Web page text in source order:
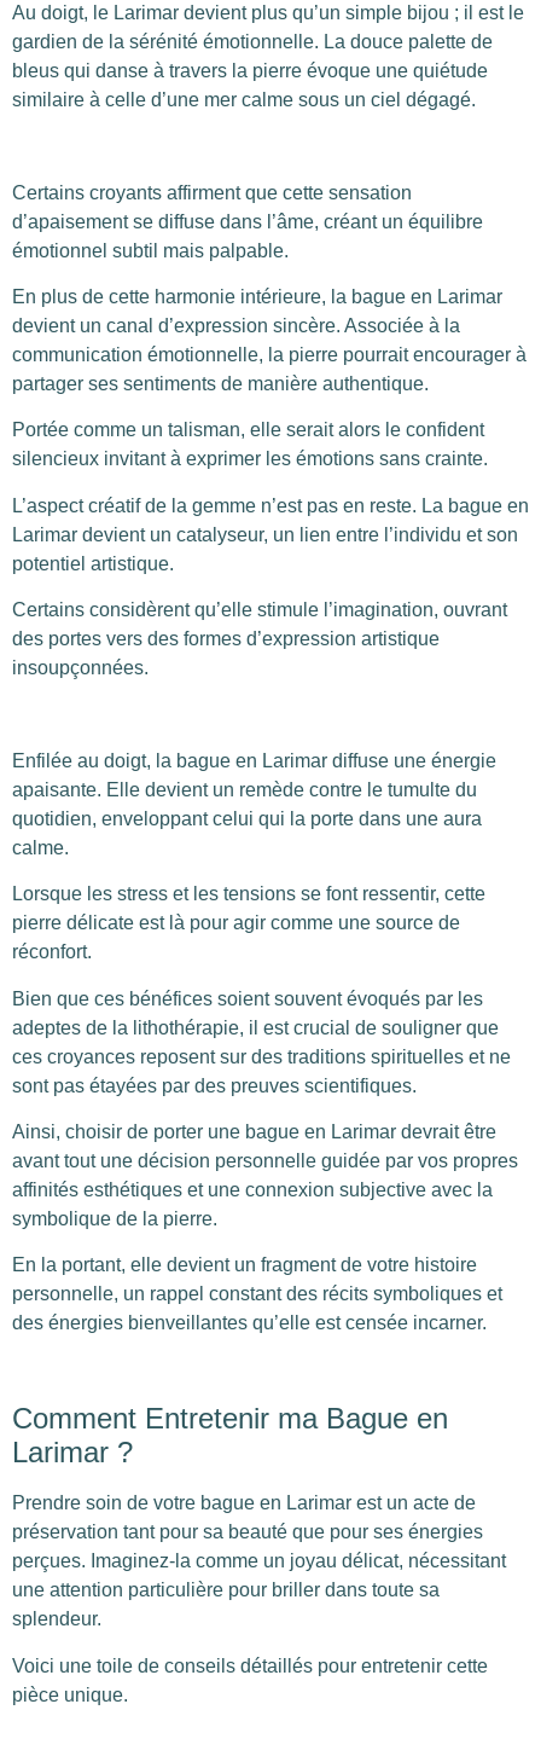
Au doigt, le Larimar devient plus qu’un simple bijou ; il est le
gardien de la sérénité émotionnelle. La douce palette de
bleus qui danse à travers la pierre évoque une quiétude
similaire à celle d’une mer calme sous un ciel dégagé.
Certains croyants affirment que cette sensation
d’apaisement se diffuse dans l’âme, créant un équilibre
émotionnel subtil mais palpable.
En plus de cette harmonie intérieure, la bague en Larimar
devient un canal d’expression sincère. Associée à la
communication émotionnelle, la pierre pourrait encourager à
partager ses sentiments de manière authentique.
Portée comme un talisman, elle serait alors le confident
silencieux invitant à exprimer les émotions sans crainte.
L’aspect créatif de la gemme n’est pas en reste. La bague en
Larimar devient un catalyseur, un lien entre l’individu et son
potentiel artistique.
Certains considèrent qu’elle stimule l’imagination, ouvrant
des portes vers des formes d’expression artistique
insoupçonnées.
Enfilée au doigt, la bague en Larimar diffuse une énergie
apaisante. Elle devient un remède contre le tumulte du
quotidien, enveloppant celui qui la porte dans une aura
calme.
Lorsque les stress et les tensions se font ressentir, cette
pierre délicate est là pour agir comme une source de
réconfort.
Bien que ces bénéfices soient souvent évoqués par les
adeptes de la lithothérapie, il est crucial de souligner que
ces croyances reposent sur des traditions spirituelles et ne
sont pas étayées par des preuves scientifiques.
Ainsi, choisir de porter une bague en Larimar devrait être
avant tout une décision personnelle guidée par vos propres
affinités esthétiques et une connexion subjective avec la
symbolique de la pierre.
En la portant, elle devient un fragment de votre histoire
personnelle, un rappel constant des récits symboliques et
des énergies bienveillantes qu’elle est censée incarner.
Comment Entretenir ma Bague en
Larimar ?
Prendre soin de votre bague en Larimar est un acte de
préservation tant pour sa beauté que pour ses énergies
perçues. Imaginez-la comme un joyau délicat, nécessitant
une attention particulière pour briller dans toute sa
splendeur.
Voici une toile de conseils détaillés pour entretenir cette
pièce unique.